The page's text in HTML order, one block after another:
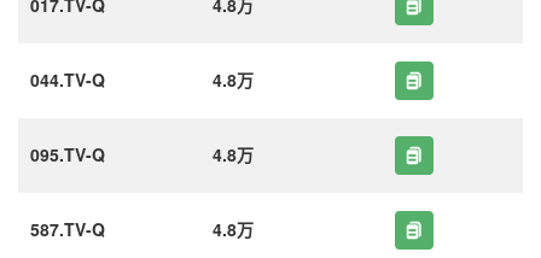
017.TV-Q 4.8万
044.TV-Q 4.8万
095.TV-Q 4.8万
587.TV-Q 4.8万